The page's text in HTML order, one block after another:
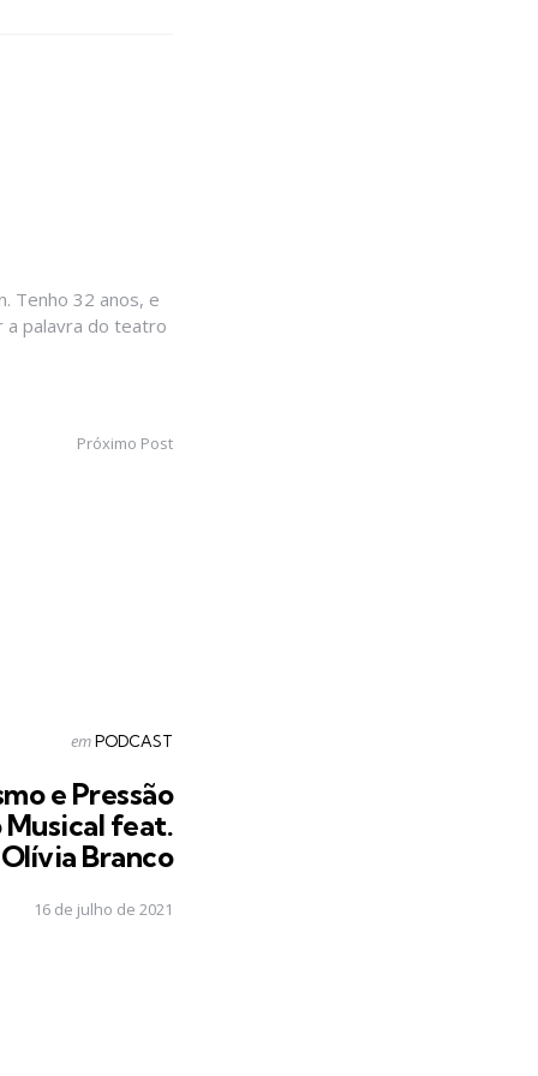
Tenho 32 anos, e
a palavra do teatro
Próximo Post
Postado
emPODCAST
e Pressão
feat.
Branco
16 de julho de 2021